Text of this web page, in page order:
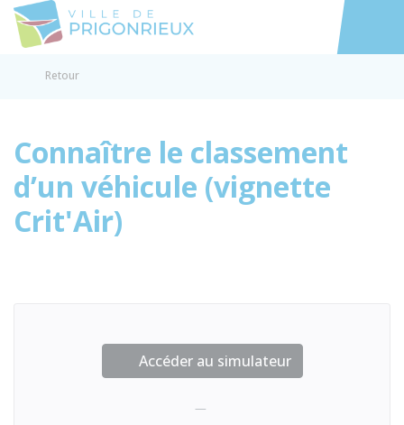
Accéder
Retour
Connaître le classement
d’un véhicule (vignette
Crit'Air)
Accéder au simulateur